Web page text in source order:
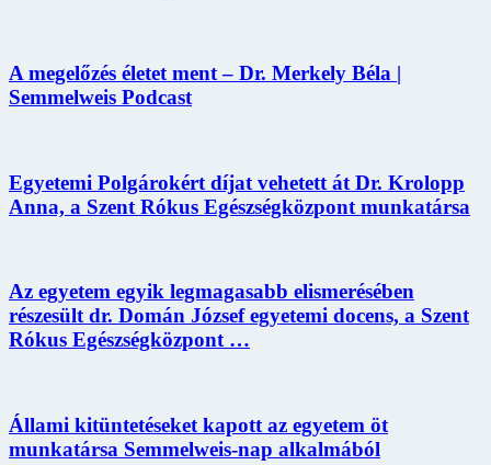
A megelőzés életet ment – Dr. Merkely Béla |
Semmelweis Podcast
Egyetemi Polgárokért díjat vehetett át Dr. Krolopp
Anna, a Szent Rókus Egészségközpont munkatársa
Az egyetem egyik legmagasabb elismerésében
részesült dr. Domán József egyetemi docens, a Szent
Rókus Egészségközpont …
Állami kitüntetéseket kapott az egyetem öt
munkatársa Semmelweis-nap alkalmából